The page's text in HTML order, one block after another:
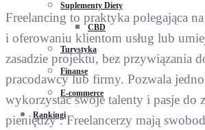
Suplementy Diety
CBD
Turystyka
Finanse
E-commerce
Rankingi
Freelancing to praktyka polegająca
i oferowaniu klientom usług lub
zasadzie projektu, bez przywiązania
pracodawcy lub firmy. Pozwala
wykorzystać swoje talenty i pasje do
pieniędzy . Freelancerzy mają